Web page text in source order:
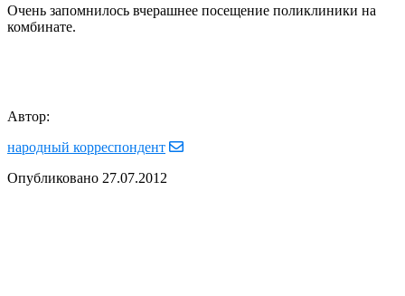
Очень запомнилось вчерашнее посещение поликлиники на
комбинате.
Автор:
народный корреспондент
Опубликовано 27.07.2012